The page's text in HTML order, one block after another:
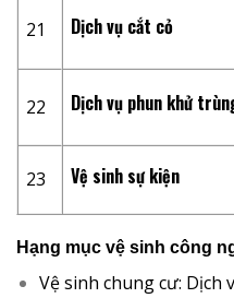
21 Dịch vụ cắt cỏ
22 Dịch vụ phun khử
23 Vệ sinh sự kiện
Hạng mục vệ sinh công
Vệ sinh chung cư: Dịch